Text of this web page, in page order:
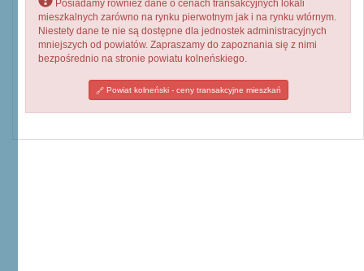
Posiadamy również dane o cenach transakcyjnych lokali
mieszkalnych zarówno na rynku pierwotnym jak i na rynku wtórnym.
Niestety dane te nie są dostępne dla jednostek administracyjnych
mniejszych od powiatów. Zapraszamy do zapoznania się z nimi
bezpośrednio na stronie powiatu kolneńskiego.
Powiat kolneński - ceny transakcyjne mieszkań